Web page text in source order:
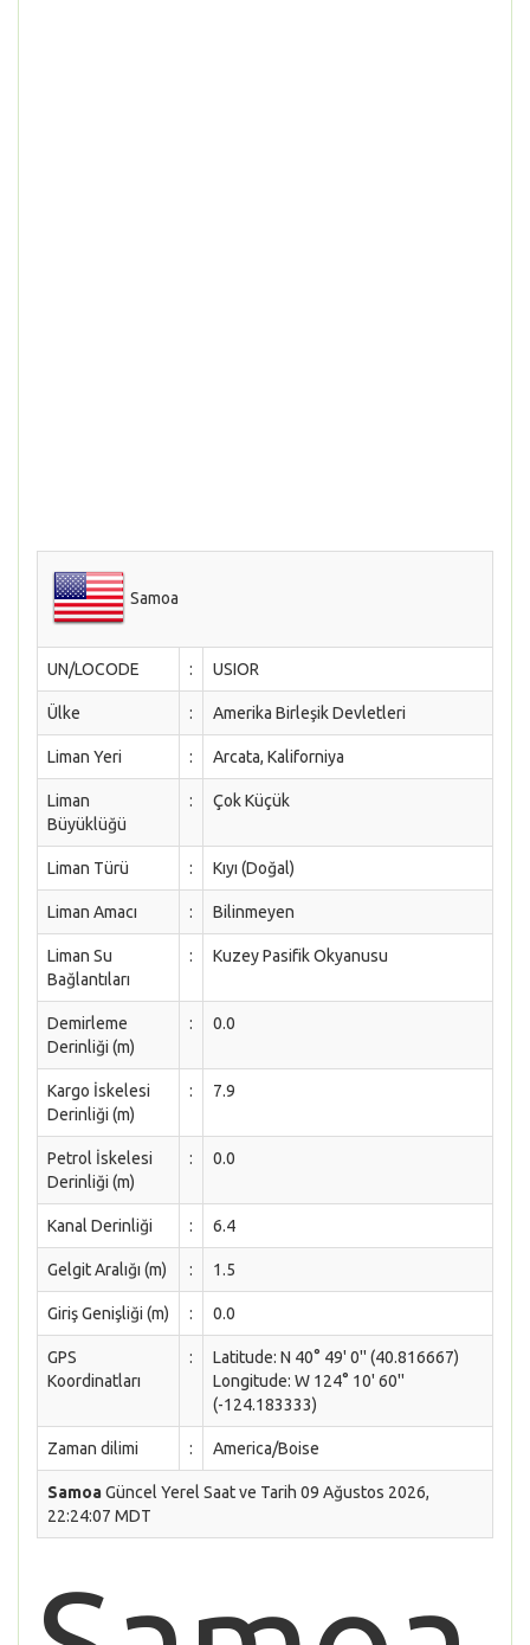
Samoa
UN/LOCODE : USIOR
Ülke : Amerika Birleşik Devletleri
Liman Yeri : Arcata, Kaliforniya
Liman
Büyüklüğü
: Çok Küçük
Liman Türü : Kıyı (Doğal)
Liman Amacı : Bilinmeyen
Liman Su
Bağlantıları
: Kuzey Pasifik Okyanusu
Demirleme
Derinliği (m)
: 0.0
Kargo İskelesi
Derinliği (m)
: 7.9
Petrol İskelesi
Derinliği (m)
: 0.0
Kanal Derinliği : 6.4
Gelgit Aralığı (m) : 1.5
Giriş Genişliği (m) : 0.0
GPS
Koordinatları
:
Latitude: N 40° 49' 0'' (40.816667)
Longitude: W 124° 10' 60''
(-124.183333)
Zaman dilimi : America/Boise
SamoaGüncel Yerel Saat ve Tarih 09 Ağustos 2026,
22:24:07 MDT